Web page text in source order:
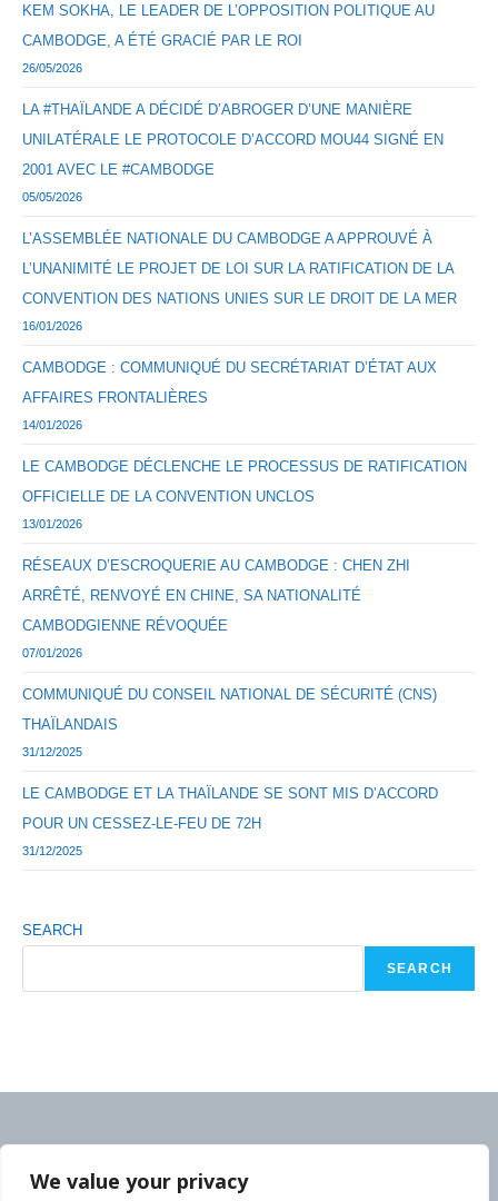
We value your privacy
KEM SOKHA, LE LEADER DE L’OPPOSITION POLITIQUE AU
CAMBODGE, A ÉTÉ GRACIÉ PAR LE ROI
26/05/2026
LA #THAÏLANDE A DÉCIDÉ D’ABROGER D’UNE MANIÈRE
UNILATÉRALE LE PROTOCOLE D’ACCORD MOU44 SIGNÉ EN
2001 AVEC LE #CAMBODGE
05/05/2026
L’ASSEMBLÉE NATIONALE DU CAMBODGE A APPROUVÉ À
L’UNANIMITÉ LE PROJET DE LOI SUR LA RATIFICATION DE LA
CONVENTION DES NATIONS UNIES SUR LE DROIT DE LA MER
16/01/2026
CAMBODGE : COMMUNIQUÉ DU SECRÉTARIAT D’ÉTAT AUX
AFFAIRES FRONTALIÈRES
14/01/2026
LE CAMBODGE DÉCLENCHE LE PROCESSUS DE RATIFICATION
OFFICIELLE DE LA CONVENTION UNCLOS
13/01/2026
RÉSEAUX D’ESCROQUERIE AU CAMBODGE : CHEN ZHI
ARRÊTÉ, RENVOYÉ EN CHINE, SA NATIONALITÉ
CAMBODGIENNE RÉVOQUÉE
07/01/2026
COMMUNIQUÉ DU CONSEIL NATIONAL DE SÉCURITÉ (CNS)
THAÏLANDAIS
31/12/2025
LE CAMBODGE ET LA THAÏLANDE SE SONT MIS D’ACCORD
POUR UN CESSEZ-LE-FEU DE 72H
31/12/2025
SEARCH
SEARCH